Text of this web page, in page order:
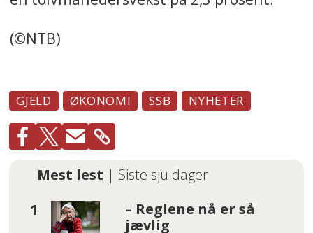
(©NTB)
GJELD ØKONOMI SSB NYHETER
Mest lest | Siste sju dager
– Reglene nå er så
jævlig